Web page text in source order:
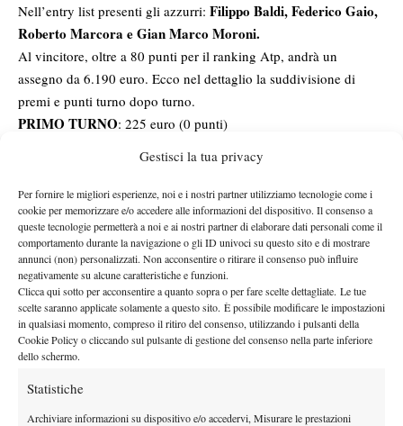
Gestisci la tua privacy
Per fornire le migliori esperienze, noi e i nostri partner utilizziamo tecnologie come i
cookie per memorizzare e/o accedere alle informazioni del dispositivo. Il consenso a
queste tecnologie permetterà a noi e ai nostri partner di elaborare dati personali come il
comportamento durante la navigazione o gli ID univoci su questo sito e di mostrare
annunci (non) personalizzati. Non acconsentire o ritirare il consenso può influire
negativamente su alcune caratteristiche e funzioni.
Clicca qui sotto per acconsentire a quanto sopra o per fare scelte dettagliate. Le tue
scelte saranno applicate solamente a questo sito. È possibile modificare le impostazioni
in qualsiasi momento, compreso il ritiro del consenso, utilizzando i pulsanti della
Cookie Policy o cliccando sul pulsante di gestione del consenso nella parte inferiore
dello schermo.
Statistiche
Archiviare informazioni su dispositivo e/o accedervi, Misurare le prestazioni
Nell’entry list presenti gli azzurri: Filippo Baldi, Federico Gaio,
Roberto Marcora e Gian Marco Moroni.
Al vincitore, oltre a 80 punti per il ranking Atp, andrà un
assegno da 6.190 euro. Ecco nel dettaglio la suddivisione di
premi e punti turno dopo turno.
PRIMO TURNO: 225 euro (0 punti)
: 730 euro (9 punti)
QUARTI DI FINALE: 1.260 (20 punti)
SEMIFINALE: 2.160 euro (40 punti)
FINALISTA: 3.650 euro (48 punti)
VINCITORE: 6.190 euro (80 punti)
Nessun commento
Devi essereconnessoper inviare un commento.